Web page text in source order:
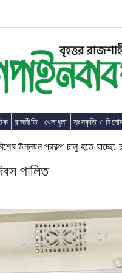
রাজনীতি খেলাধুলা সংস্কৃতি ও
প্রকল্প চালু হতে যাচ্ছে:
পালিত